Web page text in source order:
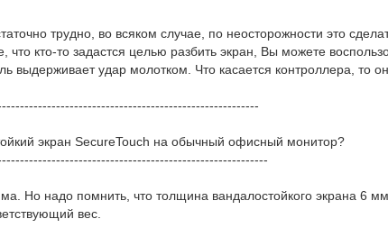
трудно, во всяком случае, по неосторожности это
что кто-то задастся целью разбить экран, Вы можете
выдерживает удар молотком. Что касается контроллера, то
экран SecureTouch на обычный офисный монитор?
Но надо помнить, что толщина вандалостойкого экрана 6
вес.